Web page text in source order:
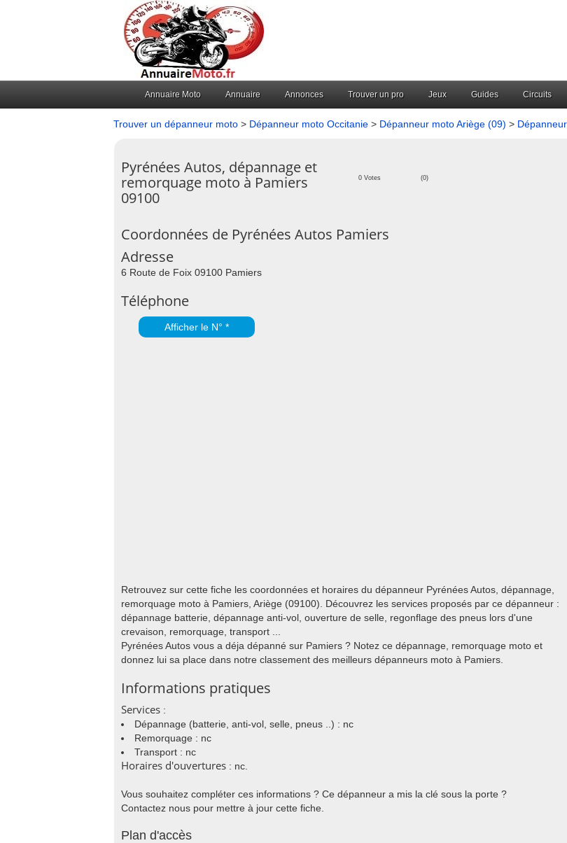
Annuaire Moto Annuaire Annonces Trouver un pro Jeux Guides Circuits
Trouver un dépanneur moto > Dépanneur moto Occitanie > Dépanneur moto Ariège (09) >
Pyrénées Autos, dépannage et
remorquage moto à Pamiers
09100
0 Votes (0)
Coordonnées de Pyrénées Autos Pamiers
Adresse
6 Route de Foix 09100 Pamiers
Téléphone
Afficher le N° *
Retrouvez sur cette fiche les coordonnées et horaires du dépanneur Pyrénées Autos, dépannage,
remorquage moto à Pamiers, Ariège (09100). Découvrez les services proposés par ce dépanneur :
dépannage batterie, dépannage anti-vol, ouverture de selle, regonflage des pneus lors d'une
crevaison, remorquage, transport ...
Pyrénées Autos vous a déja dépanné sur Pamiers ? Notez ce dépannage, remorquage moto et
donnez lui sa place dans notre classement des meilleurs dépanneurs moto à Pamiers.
Informations pratiques
Services :
Dépannage (batterie, anti-vol, selle, pneus ..) : nc
Remorquage : nc
Transport : nc
Horaires d'ouvertures : nc.
Vous souhaitez compléter ces informations ? Ce dépanneur a mis la clé sous la porte ?
Contactez nous pour mettre à jour cette fiche.
Plan d'accès